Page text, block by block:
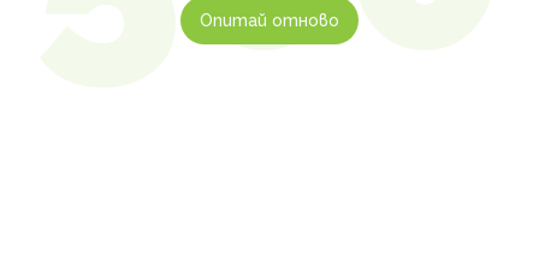
Опитай отново